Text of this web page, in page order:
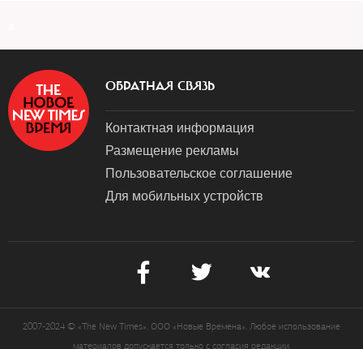
ОБРАТНАЯ СВЯЗЬ
Контактная информация
Размещение рекламы
Пользовательское соглашение
Для мобильных устройств
2007-2024 © «The New Times». ООО «Новые Времена». Любое использование
материалов допускается только с согласия редакции.